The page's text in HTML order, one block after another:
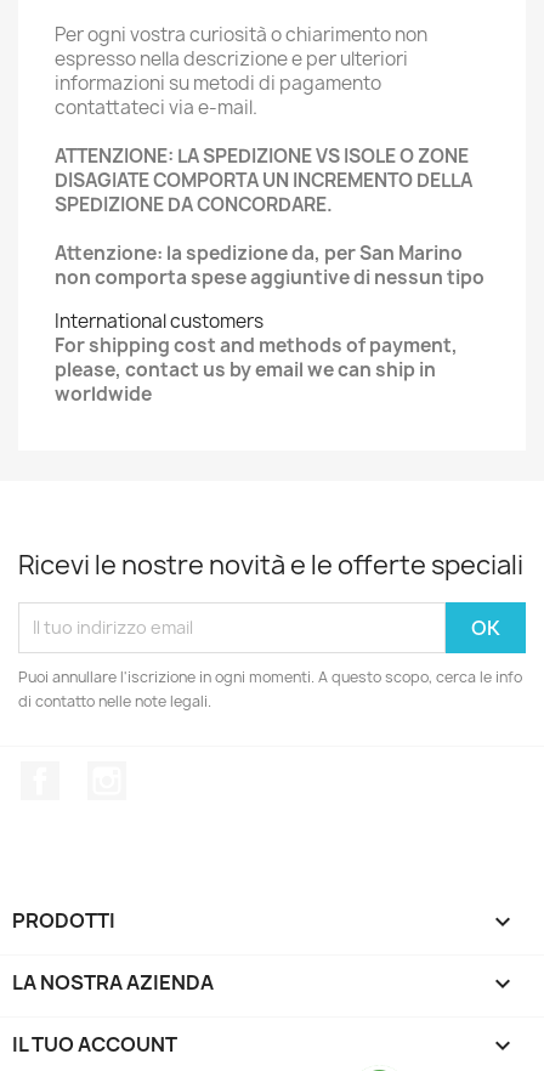
Per ogni vostra curiosità o chiarimento non
espresso nella descrizione e per ulteriori
informazioni su metodi di pagamento
contattateci via e-mail.
ATTENZIONE: LA SPEDIZIONE VS ISOLE O ZONE
DISAGIATE COMPORTA UN INCREMENTO DELLA
SPEDIZIONE DA CONCORDARE.
Attenzione: la spedizione da, per San Marino
non comporta spese aggiuntive di nessun tipo
International customers
For shipping cost and methods of payment,
please, contact us by email we can ship in
worldwide
Ricevi le nostre novità e le offerte speciali
Puoi annullare l'iscrizione in ogni momenti. A questo scopo, cerca le info
di contatto nelle note legali.
PRODOTTI 
LA NOSTRA AZIENDA 
IL TUO ACCOUNT 